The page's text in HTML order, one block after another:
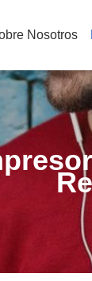
Nosotros